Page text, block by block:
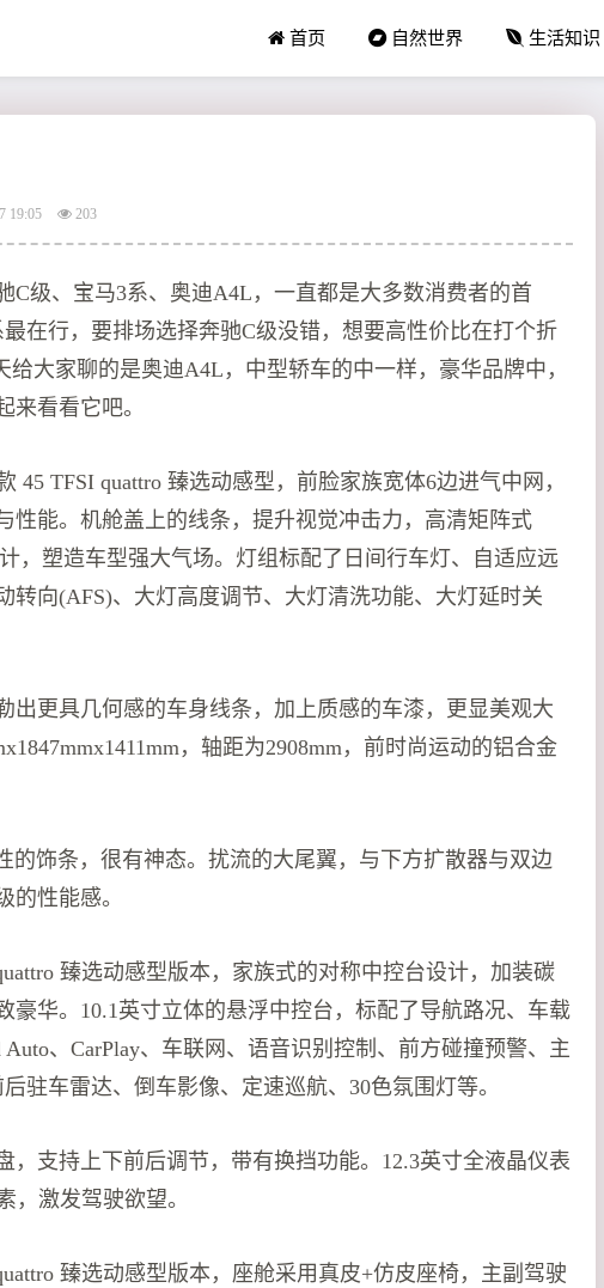
首页 自然世界 生活知识
19:05 203
C级、宝马3系、奥迪A4L，一直都是大多数消费者的首
在行，要排场选择奔驰C级没错，想要高性价比在打个折
大家聊的是奥迪A4L，中型轿车的中一样，豪华品牌中，
来看看它吧。
45 TFSI quattro 臻选动感型，前脸家族宽体6边进气中网，
性能。机舱盖上的线条，提升视觉冲击力，高清矩阵式
，塑造车型强大气场。灯组标配了日间行车灯、自适应远
转向(AFS)、大灯高度调节、大灯清洗功能、大灯延时关
出更具几何感的车身线条，加上质感的车漆，更显美观大
，轴距为2908mm，前时尚运动的铝合金
的饰条，很有神态。扰流的大尾翼，与下方扩散器与双边
的性能感。
臻选动感型版本，家族式的对称中控台设计，加装碳
豪华。10.1英寸立体的悬浮中控台，标配了导航路况、车载
、CarPlay、车联网、语音识别控制、前方碰撞预警、主
驻车雷达、倒车影像、定速巡航、30色氛围灯等。
，支持上下前后调节，带有换挡功能。12.3英寸全液晶仪表
，激发驾驶欲望。
臻选动感型版本，座舱采用真皮+仿皮座椅，主副驾驶